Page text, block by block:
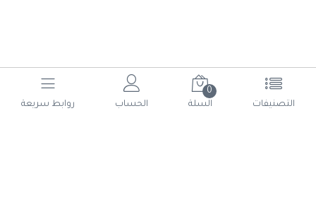
التصنيفات
0
السلة
الحساب روابط سريعة 1
(current)
3
5
6